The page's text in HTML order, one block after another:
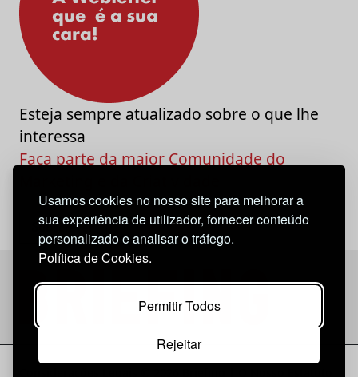
Usamos cookies no nosso site para melhorar a
sua experiência de utilizador, fornecer conteúdo
personalizado e analisar o tráfego.
Política de Cookies.
Permitir Todos
Rejeitar
Esteja sempre atualizado sobre o que lhe
interessa
Faça parte da maior Comunidade do